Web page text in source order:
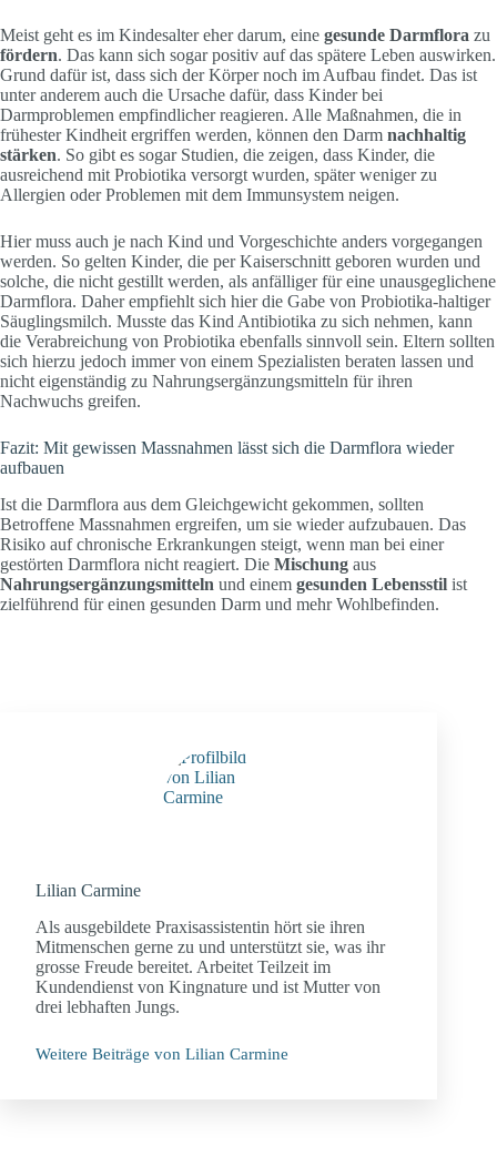
Meist geht es im Kindesalter eher darum, eine gesunde Darmflora zu
fördern. Das kann sich sogar positiv auf das spätere Leben auswirken.
Grund dafür ist, dass sich der Körper noch im Aufbau findet. Das ist
unter anderem auch die Ursache dafür, dass Kinder bei
Darmproblemen empfindlicher reagieren. Alle Maßnahmen, die in
frühester Kindheit ergriffen werden, können den Darm nachhaltig
stärken. So gibt es sogar Studien, die zeigen, dass Kinder, die
ausreichend mit Probiotika versorgt wurden, später weniger zu
Allergien oder Problemen mit dem Immunsystem neigen.
Hier muss auch je nach Kind und Vorgeschichte anders vorgegangen
werden. So gelten Kinder, die per Kaiserschnitt geboren wurden und
solche, die nicht gestillt werden, als anfälliger für eine unausgeglichene
Darmflora. Daher empfiehlt sich hier die Gabe von Probiotika-haltiger
Säuglingsmilch. Musste das Kind Antibiotika zu sich nehmen, kann
die Verabreichung von Probiotika ebenfalls sinnvoll sein. Eltern sollten
sich hierzu jedoch immer von einem Spezialisten beraten lassen und
nicht eigenständig zu Nahrungsergänzungsmitteln für ihren
Nachwuchs greifen.
Fazit: Mit gewissen Massnahmen lässt sich die Darmflora wieder
aufbauen
Ist die Darmflora aus dem Gleichgewicht gekommen, sollten
Betroffene Massnahmen ergreifen, um sie wieder aufzubauen. Das
Risiko auf chronische Erkrankungen steigt, wenn man bei einer
gestörten Darmflora nicht reagiert. Die Mischung aus
Nahrungsergänzungsmitteln und einem gesunden Lebensstil ist
zielführend für einen gesunden Darm und mehr Wohlbefinden.
Lilian Carmine
Als ausgebildete Praxisassistentin hört sie ihren
Mitmenschen gerne zu und unterstützt sie, was ihr
grosse Freude bereitet. Arbeitet Teilzeit im
Kundendienst von Kingnature und ist Mutter von
drei lebhaften Jungs.
Weitere Beiträge von Lilian Carmine